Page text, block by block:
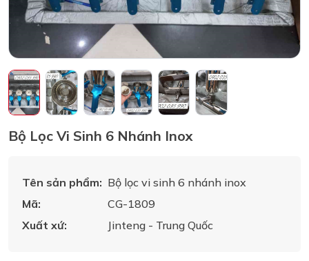
Bộ Lọc Vi Sinh 6 Nhánh Inox
Tên sản phẩm: Bộ lọc vi sinh 6 nhánh inox
Mã:
CG-1809
Xuất xứ:
Jinteng - Trung Quốc